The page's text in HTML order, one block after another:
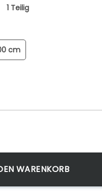
1 Teilig
cm
Midoriya Wandbilder
WARENKORB